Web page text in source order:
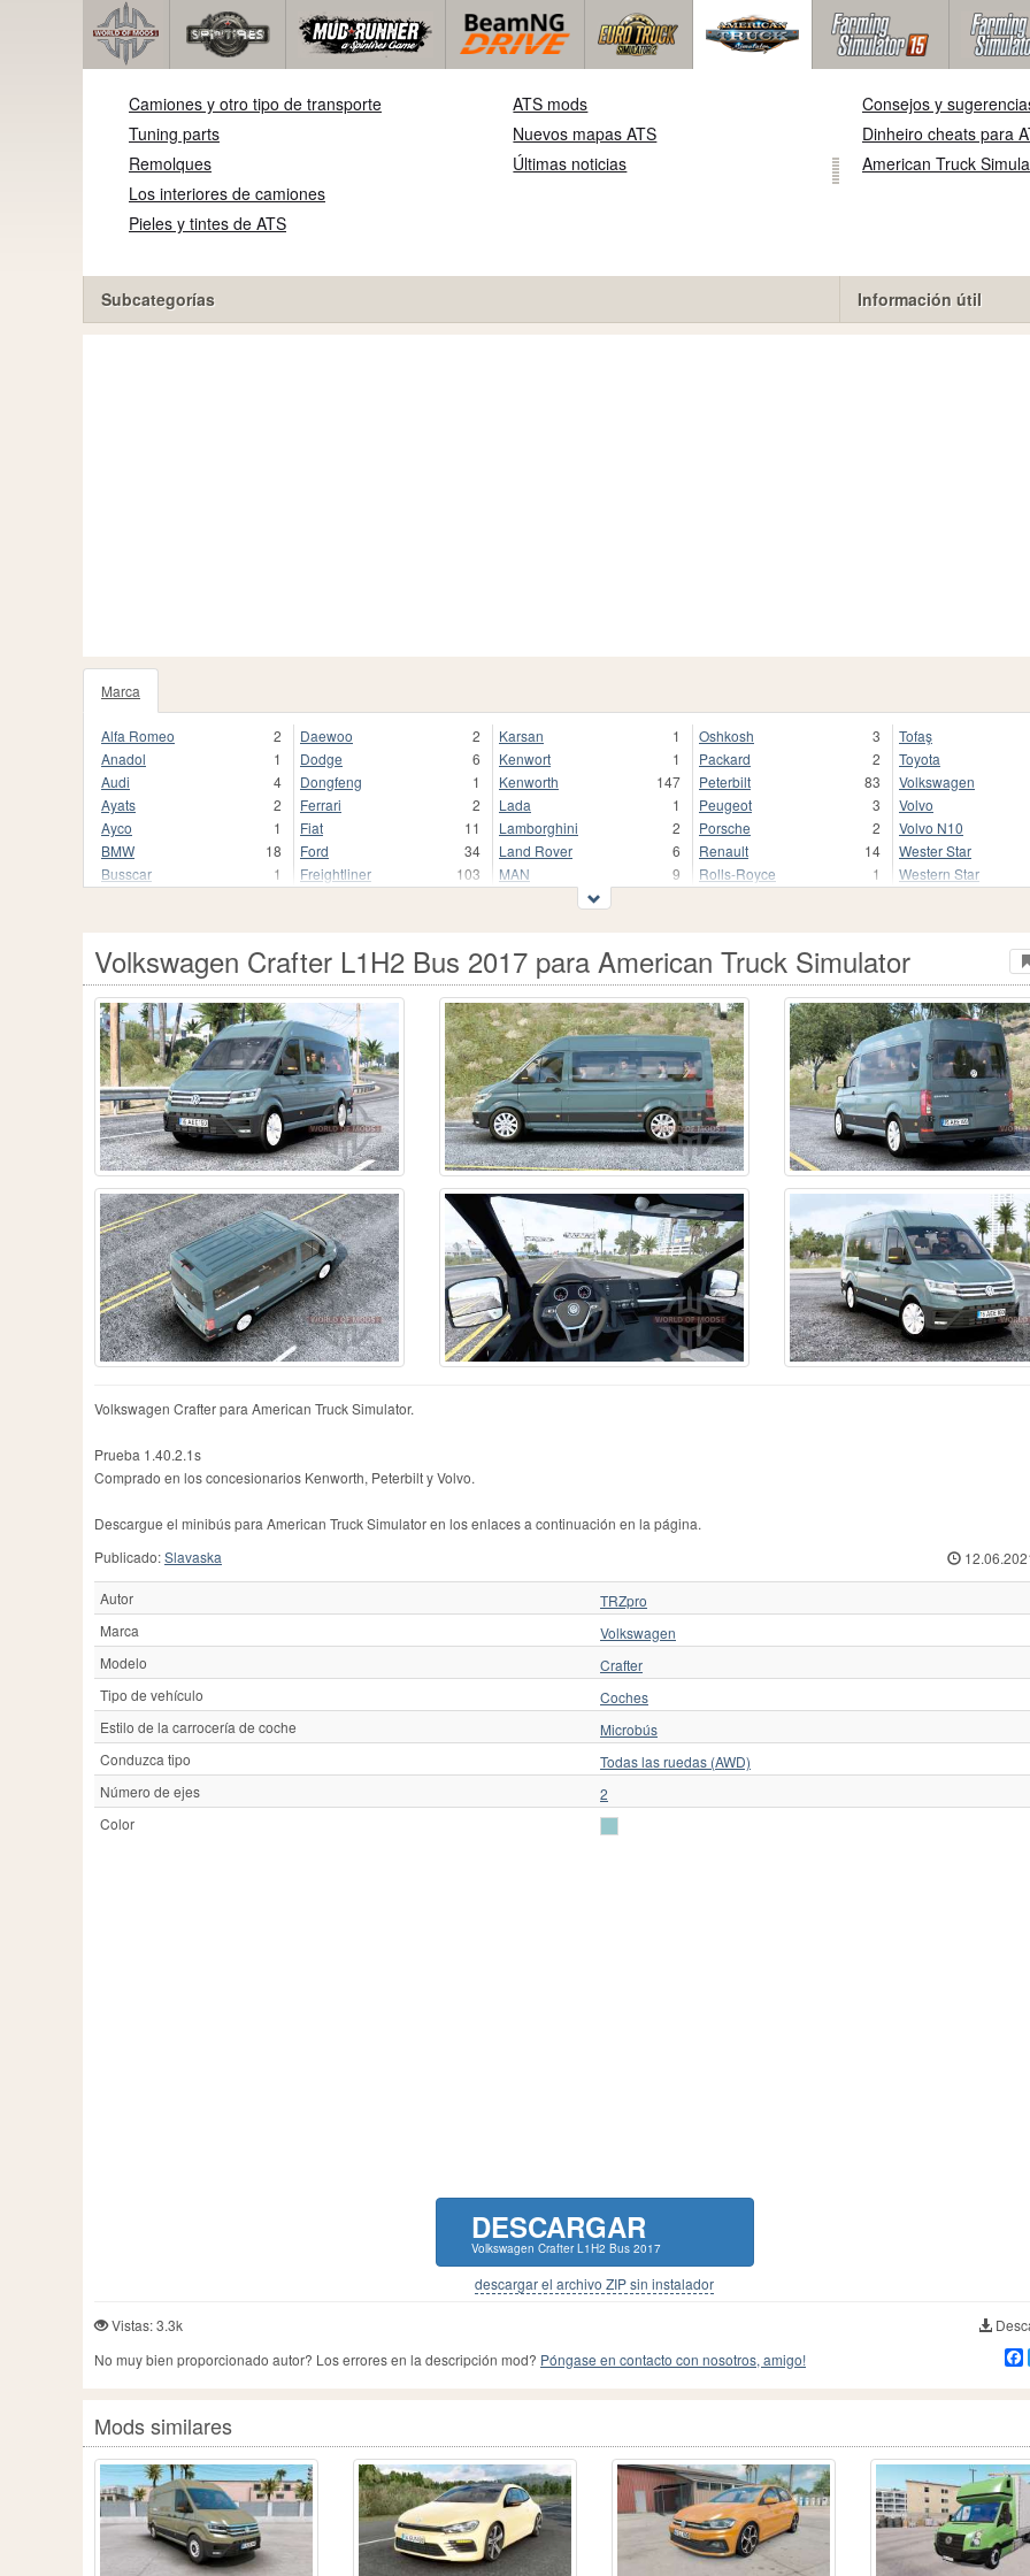
Camiones y otro tipo de transporte
Tuning parts
Remolques
Los interiores de camiones
Pieles y tintes de ATS
ATS mods
Nuevos mapas ATS
Últimas noticias
Subcategorías
Consejos y
Dinheiro cheats para
American Truck
Información útil
Marca
Alfa Romeo
2
Anadol
1
Audi
4
Ayats
2
Ayco
1
BMW
18
Busscar
1
Chrysler
1
Citroën
1
Comil
1
DAF
6
Dacia
2
Daewoo
2
Dodge
6
Dongfeng
1
Ferrari
2
Fiat
11
Ford
34
Freightliner
103
International
44
Irizar
2
Iveco
9
JAC
1
Jeep
4
Karsan
1
Kenwort
1
Kenworth
147
Lada
1
Lamborghini
2
Land Rover
6
MAN
9
Maserati
1
Mercedes-Benz
25
Modasa
1
Nissan
6
Opel
5
Oshkosh
3
Packard
2
Peterbilt
83
Peugeot
3
Porsche
2
Renault
14
Rolls-Royce
1
Seat
1
Shelby
1
Skoda
10
Sterling
1
Sultana
1
Tofaş
Toyota
Volkswagen
Volvo
Volvo N10
Wester Star
Western Star
КрАЗ
МАЗ
МЗКТ
Урал
Volkswagen Crafter L1H2 Bus 2017 para American Truck Simulator
Volkswagen Crafter para American Truck Simulator.
Prueba 1.40.2.1s
Comprado en los concesionarios Kenworth, Peterbilt y Volvo.
Descargue el minibús para American Truck Simulator en los enlaces a continuación en la página.
Publicado:Slavaska
Autor
TRZpro
Marca
Volkswagen
Modelo
Crafter
Tipo de vehículo
Coches
Estilo de la carrocería de coche
Microbús
Conduzca tipo
Todas las ruedas (AWD)
Número de ejes
2
Color
DESCARGAR
Volkswagen Crafter L1H2 Bus 2017
descargar el archivo ZIP sin instalador
Vistas: 3.3k
No muy bien proporcionado autor? Los errores en la descripción mod? Póngase en contacto con nosotros, amigo!
Mods similares